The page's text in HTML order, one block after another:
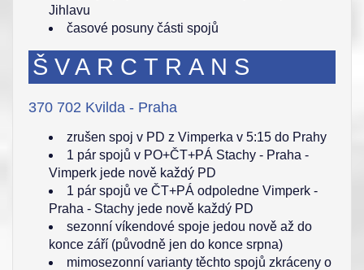
Jihlavu
časové posuny části spojů
ŠVARCTRANS
370 702 Kvilda - Praha
zrušen spoj v PD z Vimperka v 5:15 do Prahy
1 pár spojů v PO+ČT+PÁ Stachy - Praha -
Vimperk jede nově každý PD
1 pár spojů ve ČT+PÁ odpoledne Vimperk -
Praha - Stachy jede nově každý PD
sezonní víkendové spoje jedou nově až do
konce září (původně jen do konce srpna)
mimosezonní varianty těchto spojů zkráceny o